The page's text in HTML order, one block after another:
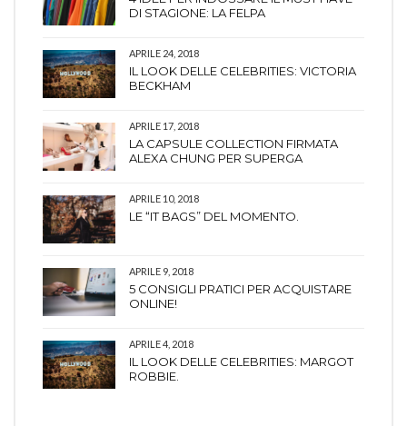
DI STAGIONE: LA FELPA
APRILE 24, 2018
IL LOOK DELLE CELEBRITIES: VICTORIA
BECKHAM
APRILE 17, 2018
LA CAPSULE COLLECTION FIRMATA
ALEXA CHUNG PER SUPERGA
APRILE 10, 2018
LE “IT BAGS” DEL MOMENTO.
APRILE 9, 2018
5 CONSIGLI PRATICI PER ACQUISTARE
ONLINE!
APRILE 4, 2018
IL LOOK DELLE CELEBRITIES: MARGOT
ROBBIE.